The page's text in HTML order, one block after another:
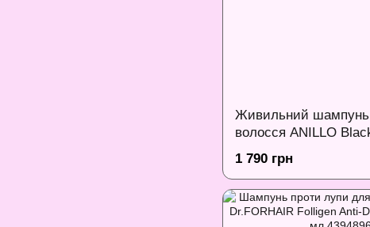
Живильний шампунь
волосся ANILLO
Scalp Shampoo, 450
1 790 грн